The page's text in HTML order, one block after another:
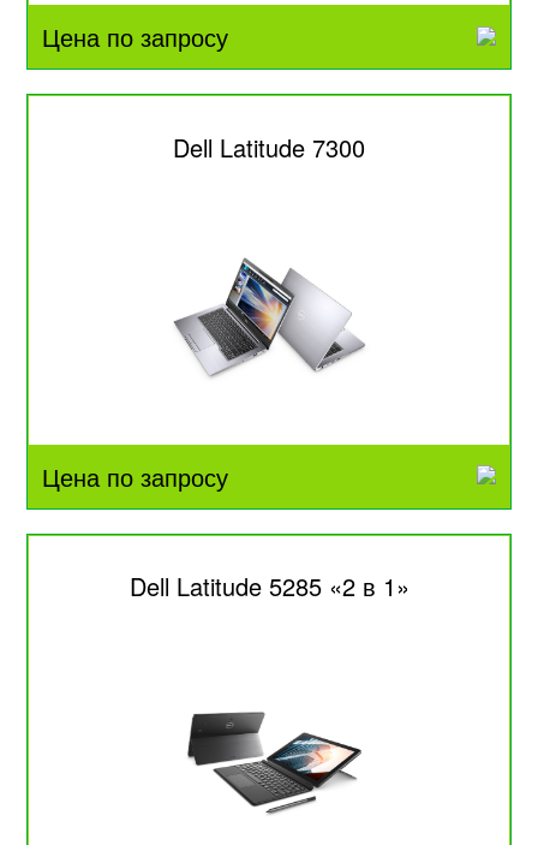
Цена по запросу
Dell Latitude 7300
Цена по запросу
Dell Latitude 5285 «2 в 1»